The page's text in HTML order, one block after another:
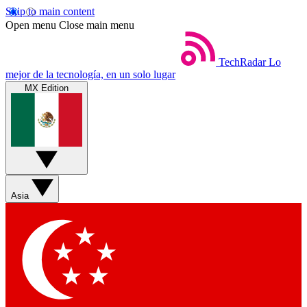
Skip to main content
Open menu Close main menu
TechRadar Lo
mejor de la tecnología, en un solo lugar
MX Edition
Asia